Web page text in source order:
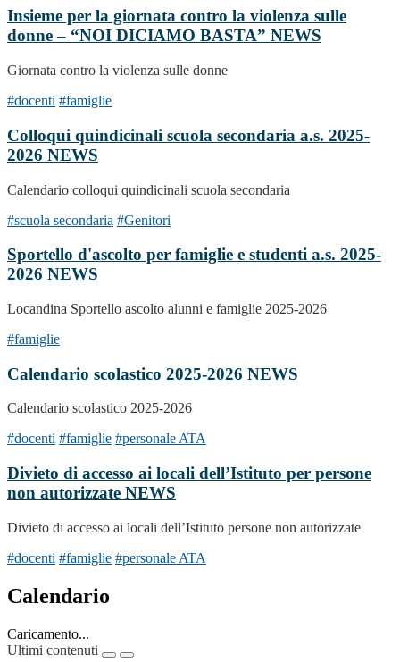
Insieme per la giornata contro la violenza sulle
donne – “NOI DICIAMO BASTA” NEWS
Giornata contro la violenza sulle donne
#docenti #famiglie
Colloqui quindicinali scuola secondaria a.s. 2025-
2026 NEWS
Calendario colloqui quindicinali scuola secondaria
#scuola secondaria #Genitori
Sportello d'ascolto per famiglie e studenti a.s. 2025-
2026 NEWS
Locandina Sportello ascolto alunni e famiglie 2025-2026
#famiglie
Calendario scolastico 2025-2026 NEWS
Calendario scolastico 2025-2026
#docenti #famiglie #personale ATA
Divieto di accesso ai locali dell’Istituto per persone
non autorizzate NEWS
Divieto di accesso ai locali dell’Istituto persone non autorizzate
#docenti #famiglie #personale ATA
Calendario
Caricamento...
Ultimi contenuti